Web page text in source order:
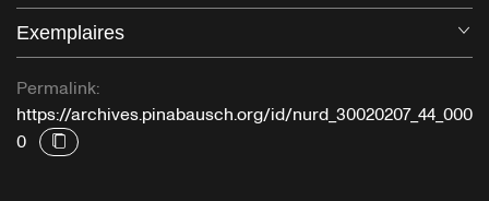
Exemplaires
Permalink:
https://archives.pinabausch.org/id/nurd_30020207_44_000
0